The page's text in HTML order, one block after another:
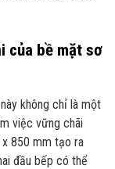
của bề mặt sơ
không chỉ là một
việc vững chãi
850 mm tạo ra
đầu bếp có thể